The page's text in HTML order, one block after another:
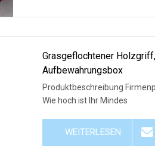
Grasgeflochtener
Aufbewahrungsbox
Produktbeschreibung
Wie hoch ist Ihr Mindes
WEITERLESEN